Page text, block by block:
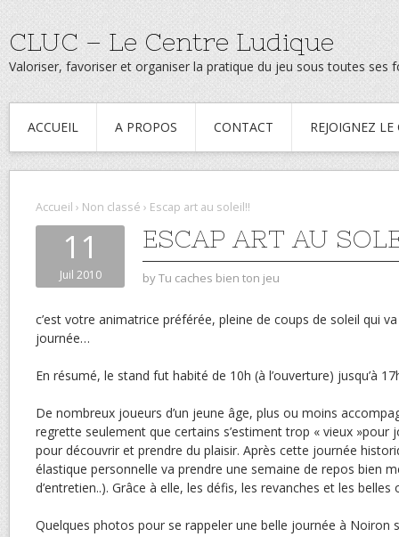
CLUC – Le Centre Ludique
Valoriser, favoriser et organiser la pratique du jeu sous toutes
ACCUEIL A PROPOS CONTACT REJOIGNEZ
Accueil › Non classé › Escap art au soleil!!
11
Juil 2010
ESCAP ART AU
byTu caches bien ton jeu
c’est votre animatrice préférée, pleine de coups de soleil qui
journée…
En résumé, le stand fut habité de 10h (à l’ouverture) jusqu’à
De nombreux joueurs d’un jeune âge, plus ou moins
regrette seulement que certains s’estiment trop « vieux »pour
pour découvrir et prendre du plaisir. Après cette journée
élastique personnelle va prendre une semaine de repos bien
d’entretien..). Grâce à elle, les défis, les revanches et les
Quelques photos pour se rappeler une belle journée à Noiron